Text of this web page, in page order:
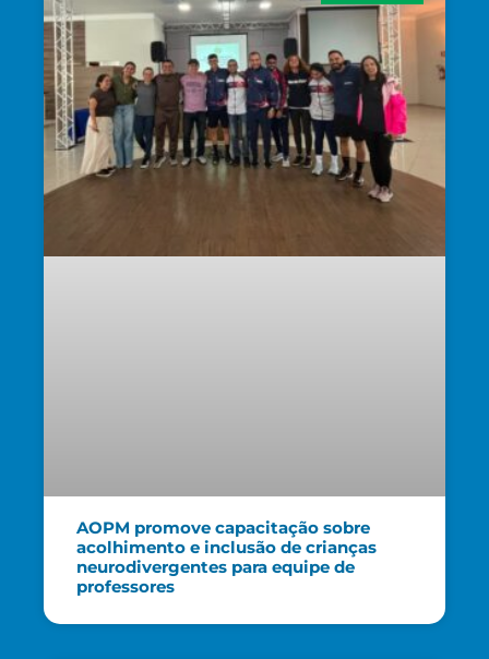
AOPM promove capacitação sobre
acolhimento e inclusão de crianças
neurodivergentes para equipe de
professores